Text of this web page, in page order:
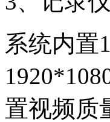
系统内置
置视频质